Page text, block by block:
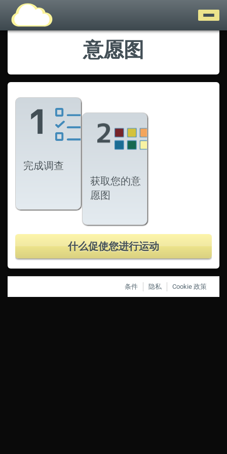
意愿图
完成调查
获取您的意
愿图
什么促使您进行运动
条件 隐私 Cookie 政策